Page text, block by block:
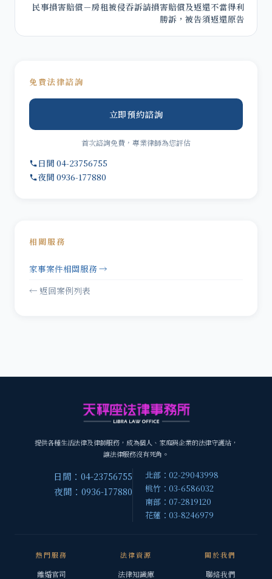
民事損害賠償－房租被侵吞訴請損害賠償及返還不當得利
勝訴，被告須返還原告
免費法律諮詢
立即預約諮詢
首次諮詢免費，專業律師為您評估
日間 04-23756755
夜間 0936-177880
相關服務
家事案件相關服務 →
← 返回案例列表
提供各種生活法律及律師服務，成為個人、家庭與企業的法律守護站，
讓法律服務沒有死角。
日間：04-23756755
夜間：0936-177880
北部：02-29043998
桃竹：03-6586032
南部：07-2819120
花蓮：03-8246979
熱門服務
離婚官司
法律資源
法律知識庫
關於我們
聯絡我們